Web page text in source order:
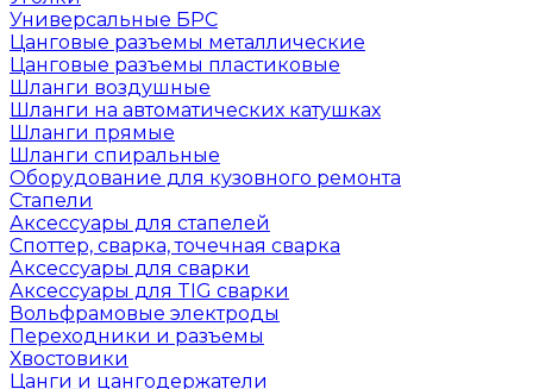
Универсальные БРС
Цанговые разъемы металлические
Цанговые разъемы пластиковые
Шланги воздушные
Шланги на автоматических катушках
Шланги прямые
Шланги спиральные
Оборудование для кузовного ремонта
Стапели
Аксессуары для стапелей
Споттер, сварка, точечная сварка
Аксессуары для сварки
Аксессуары для TIG сварки
Вольфрамовые электроды
Переходники и разъемы
Хвостовики
Цанги и цангодержатели